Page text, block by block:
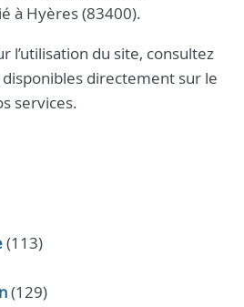
à Hyères (83400).
l’utilisation du site, consultez
directement sur le
services.
(113)
(129)